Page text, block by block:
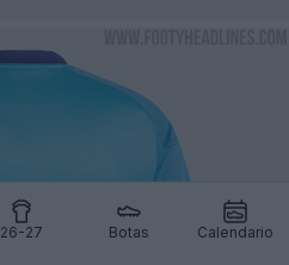
26-27 Botas Calendario